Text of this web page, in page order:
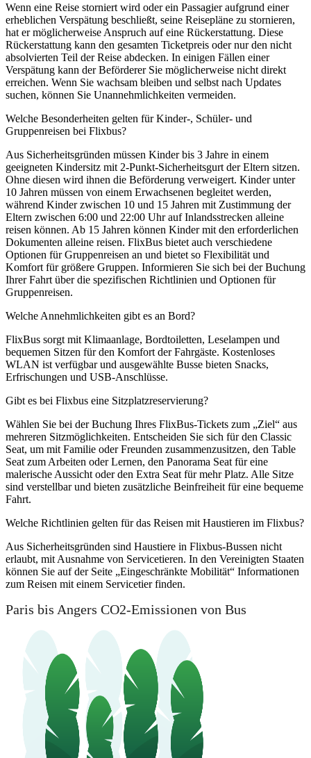
Wenn eine Reise storniert wird oder ein Passagier aufgrund einer
erheblichen Verspätung beschließt, seine Reisepläne zu stornieren,
hat er möglicherweise Anspruch auf eine Rückerstattung. Diese
Rückerstattung kann den gesamten Ticketpreis oder nur den nicht
absolvierten Teil der Reise abdecken. In einigen Fällen einer
Verspätung kann der Beförderer Sie möglicherweise nicht direkt
erreichen. Wenn Sie wachsam bleiben und selbst nach Updates
suchen, können Sie Unannehmlichkeiten vermeiden.
Welche Besonderheiten gelten für Kinder-, Schüler- und
Gruppenreisen bei Flixbus?
Aus Sicherheitsgründen müssen Kinder bis 3 Jahre in einem
geeigneten Kindersitz mit 2-Punkt-Sicherheitsgurt der Eltern sitzen.
Ohne diesen wird ihnen die Beförderung verweigert. Kinder unter
10 Jahren müssen von einem Erwachsenen begleitet werden,
während Kinder zwischen 10 und 15 Jahren mit Zustimmung der
Eltern zwischen 6:00 und 22:00 Uhr auf Inlandsstrecken alleine
reisen können. Ab 15 Jahren können Kinder mit den erforderlichen
Dokumenten alleine reisen. FlixBus bietet auch verschiedene
Optionen für Gruppenreisen an und bietet so Flexibilität und
Komfort für größere Gruppen. Informieren Sie sich bei der Buchung
Ihrer Fahrt über die spezifischen Richtlinien und Optionen für
Gruppenreisen.
Welche Annehmlichkeiten gibt es an Bord?
FlixBus sorgt mit Klimaanlage, Bordtoiletten, Leselampen und
bequemen Sitzen für den Komfort der Fahrgäste. Kostenloses
WLAN ist verfügbar und ausgewählte Busse bieten Snacks,
Erfrischungen und USB-Anschlüsse.
Gibt es bei Flixbus eine Sitzplatzreservierung?
Wählen Sie bei der Buchung Ihres FlixBus-Tickets zum „Ziel“ aus
mehreren Sitzmöglichkeiten. Entscheiden Sie sich für den Classic
Seat, um mit Familie oder Freunden zusammenzusitzen, den Table
Seat zum Arbeiten oder Lernen, den Panorama Seat für eine
malerische Aussicht oder den Extra Seat für mehr Platz. Alle Sitze
sind verstellbar und bieten zusätzliche Beinfreiheit für eine bequeme
Fahrt.
Welche Richtlinien gelten für das Reisen mit Haustieren im Flixbus?
Aus Sicherheitsgründen sind Haustiere in Flixbus-Bussen nicht
erlaubt, mit Ausnahme von Servicetieren. In den Vereinigten Staaten
können Sie auf der Seite „Eingeschränkte Mobilität“ Informationen
zum Reisen mit einem Servicetier finden.
Paris bis Angers CO2-Emissionen von Bus